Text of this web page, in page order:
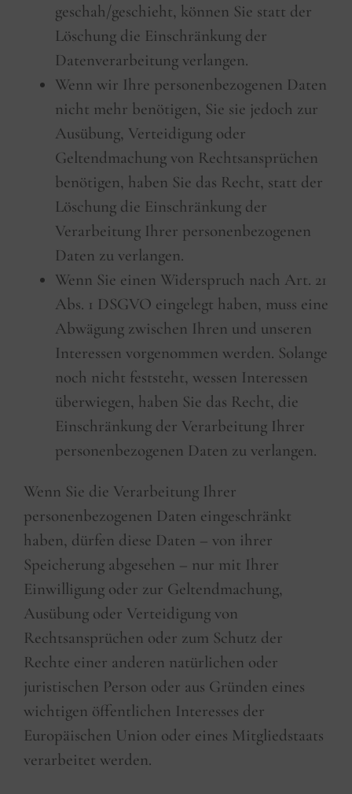
geschah/geschieht, können Sie statt der
Löschung die Einschränkung der
Datenverarbeitung verlangen.
Wenn wir Ihre personenbezogenen Daten
nicht mehr benötigen, Sie sie jedoch zur
Ausübung, Verteidigung oder
Geltendmachung von Rechtsansprüchen
benötigen, haben Sie das Recht, statt der
Löschung die Einschränkung der
Verarbeitung Ihrer personenbezogenen
Daten zu verlangen.
Wenn Sie einen Widerspruch nach Art. 21
Abs. 1 DSGVO eingelegt haben, muss eine
Abwägung zwischen Ihren und unseren
Interessen vorgenommen werden. Solange
noch nicht feststeht, wessen Interessen
überwiegen, haben Sie das Recht, die
Einschränkung der Verarbeitung Ihrer
personenbezogenen Daten zu verlangen.
Wenn Sie die Verarbeitung Ihrer
personenbezogenen Daten eingeschränkt
haben, dürfen diese Daten – von ihrer
Speicherung abgesehen – nur mit Ihrer
Einwilligung oder zur Geltendmachung,
Ausübung oder Verteidigung von
Rechtsansprüchen oder zum Schutz der
Rechte einer anderen natürlichen oder
juristischen Person oder aus Gründen eines
wichtigen öffentlichen Interesses der
Europäischen Union oder eines Mitgliedstaats
verarbeitet werden.